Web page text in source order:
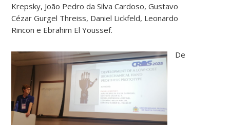
Krepsky, João Pedro da Silva Cardoso, Gustavo
Cézar Gurgel Threiss, Daniel Lickfeld, Leonardo
Rincon e Ebrahim El Youssef.
De